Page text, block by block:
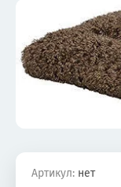
Артикул: нет